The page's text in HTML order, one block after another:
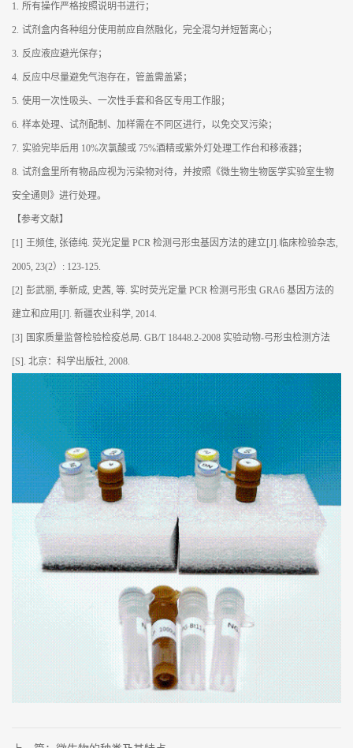
1. 所有操作严格按照说明书进行；
2. 试剂盒内各种组分使用前应自然融化，完全混匀并短暂离心；
3. 反应液应避光保存；
4. 反应中尽量避免气泡存在，管盖需盖紧；
5. 使用一次性吸头、一次性手套和各区专用工作服；
6. 样本处理、试剂配制、加样需在不同区进行，以免交叉污染；
7. 实验完毕后用 10%次氯酸或 75%酒精或紫外灯处理工作台和移液器；
8. 试剂盒里所有物品应视为污染物对待，并按照《微生物生物医学实验室生物
安全通则》进行处理。
【参考文献】
[1] 王频佳, 张德纯. 荧光定量 PCR 检测弓形虫基因方法的建立[J].临床检验杂志,
2005, 23(2）: 123-125.
[2] 彭武丽, 季新成, 史茜, 等. 实时荧光定量 PCR 检测弓形虫 GRA6 基因方法的
建立和应用[J]. 新疆农业科学, 2014.
[3] 国家质量监督检验检疫总局. GB/T 18448.2-2008 实验动物-弓形虫检测方法
[S]. 北京：科学出版社, 2008.